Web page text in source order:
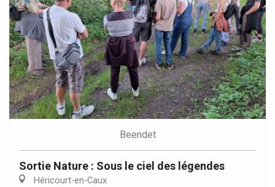
Beendet
Sortie Nature : Sous le ciel des légendes
Héricourt-en-Caux